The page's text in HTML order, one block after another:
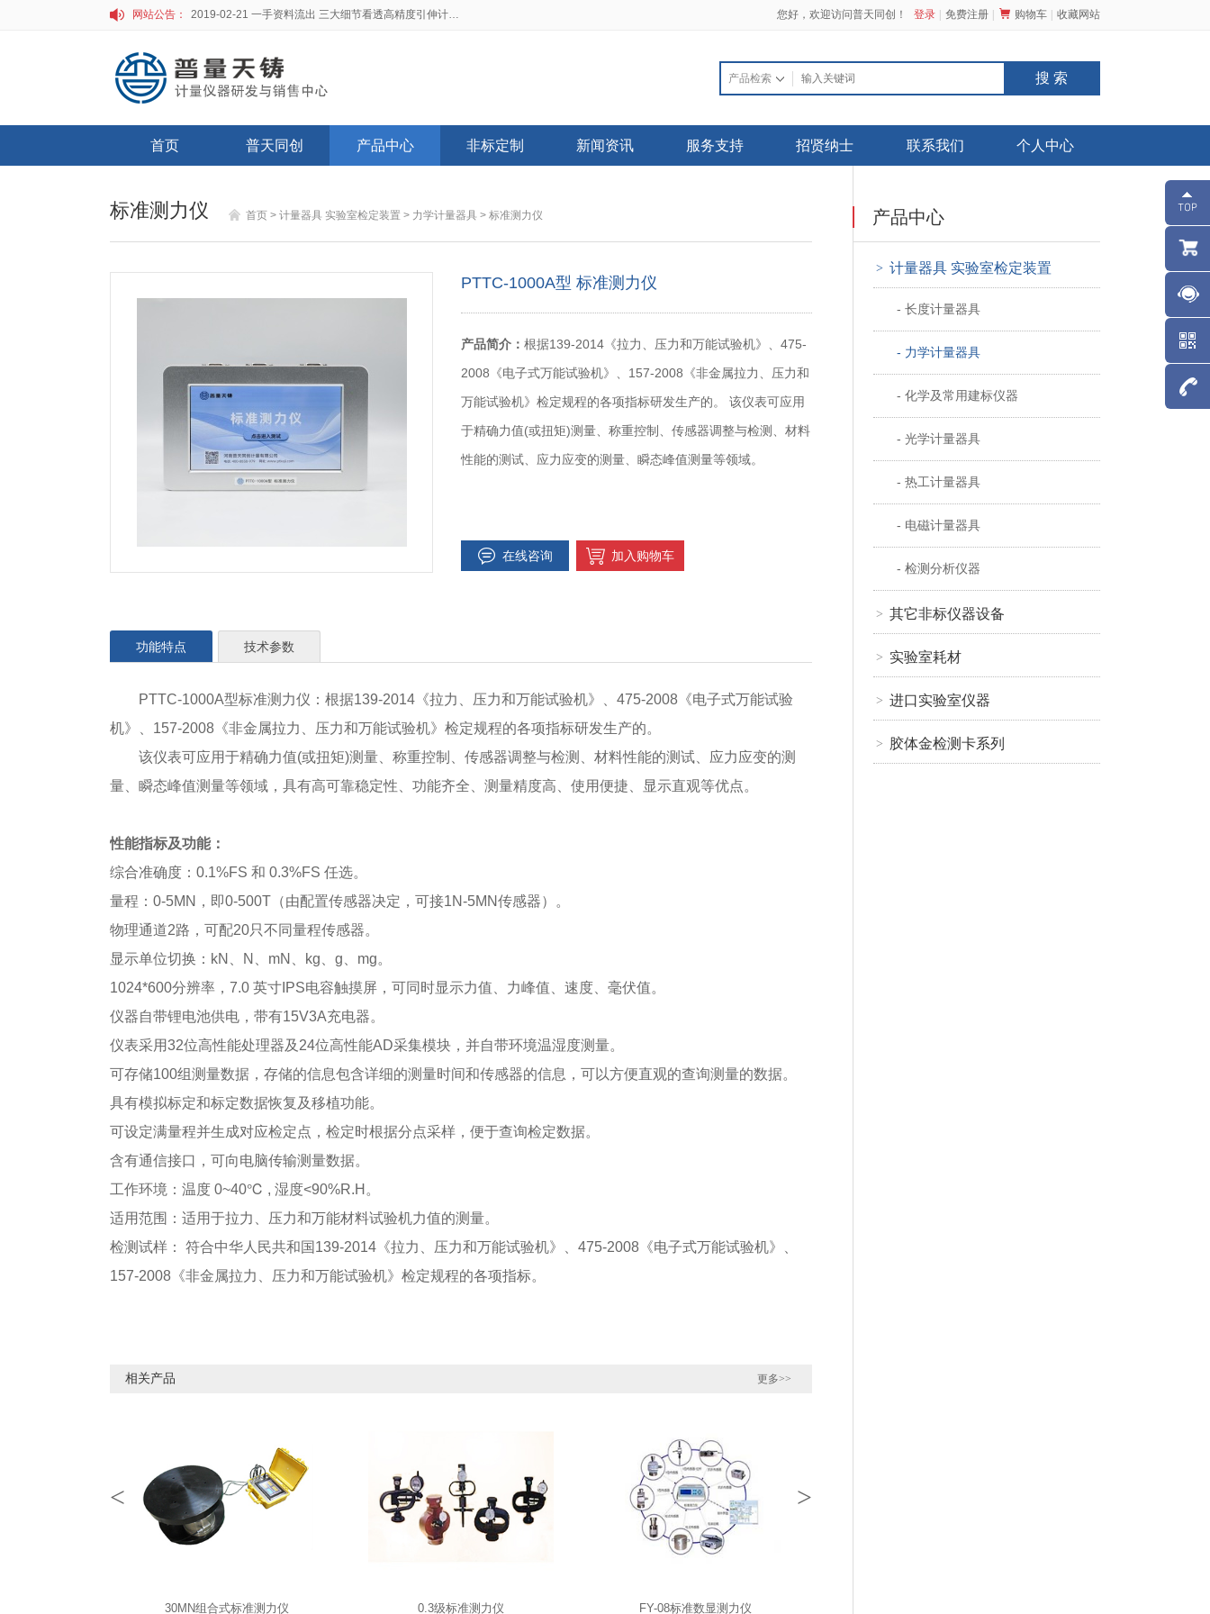
网站公告： 2019-02-21 一手资料流出 三大细节看透高精度引伸计标定仪 您好，欢迎访问普天同创！ 登录 免费注册 购物车 收藏网站
首页 普天同创 产品中心 非标定制 新闻资讯 服务支持 招贤纳士 联系我们 个人中心
标准测力仪 首页 > 计量器具 实验室检定装置 > 力学计量器具 > 标准测力仪
PTTC-1000A型 标准测力仪
产品简介： 根据139-2014《拉力、压力和万能试验机》、475-
2008《电子式万能试验机》、157-2008《非金属拉力、压力和
万能试验机》检定规程的各项指标研发生产的。 该仪表可应用
于精确力值(或扭矩)测量、称重控制、传感器调整与检测、材料
性能的测试、应力应变的测量、瞬态峰值测量等领域。
在线咨询 加入购物车
功能特点 技术参数
PTTC-1000A型标准测力仪：根据139-2014《拉力、压力和万能试验机》、475-2008《电子式万能试验
机》、157-2008《非金属拉力、压力和万能试验机》检定规程的各项指标研发生产的。
该仪表可应用于精确力值(或扭矩)测量、称重控制、传感器调整与检测、材料性能的测试、应力应变的测
量、瞬态峰值测量等领域，具有高可靠稳定性、功能齐全、测量精度高、使用便捷、显示直观等优点。
性能指标及功能：
综合准确度：0.1%FS 和 0.3%FS 任选。
量程：0-5MN，即0-500T（由配置传感器决定，可接1N-5MN传感器）。
物理通道2路，可配20只不同量程传感器。
显示单位切换：kN、N、mN、kg、g、mg。
1024*600分辨率，7.0 英寸IPS电容触摸屏，可同时显示力值、力峰值、速度、毫伏值。
仪器自带锂电池供电，带有15V3A充电器。
仪表采用32位高性能处理器及24位高性能AD采集模块，并自带环境温湿度测量。
可存储100组测量数据，存储的信息包含详细的测量时间和传感器的信息，可以方便直观的查询测量的数据。
具有模拟标定和标定数据恢复及移植功能。
可设定满量程并生成对应检定点，检定时根据分点采样，便于查询检定数据。
含有通信接口，可向电脑传输测量数据。
工作环境：温度 0~40℃ , 湿度<90%R.H。
适用范围：适用于拉力、压力和万能材料试验机力值的测量。
检测试样： 符合中华人民共和国139-2014《拉力、压力和万能试验机》、475-2008《电子式万能试验机》、
157-2008《非金属拉力、压力和万能试验机》检定规程的各项指标。
相关产品 更多>>
30MN组合式标准测力仪 0.3级标准测力仪 FY-08标准数显测力仪
< >
产品中心
> 计量器具 实验室检定装置
- 长度计量器具
- 力学计量器具
- 化学及常用建标仪器
- 光学计量器具
- 热工计量器具
- 电磁计量器具
- 检测分析仪器
> 其它非标仪器设备
> 实验室耗材
> 进口实验室仪器
> 胶体金检测卡系列